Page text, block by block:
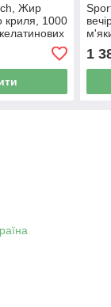
Жир
криля, 1000
1